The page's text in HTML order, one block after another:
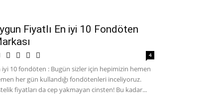
Fiyatlı En iyi 10 Fondöten
4
iyi 10 fondöten : Bugün sizler için hepimizin hemen
her gün kullandığı fondötenleri inceliyoruz.
fiyatları da cep yakmayan cinsten! Bu kadar...